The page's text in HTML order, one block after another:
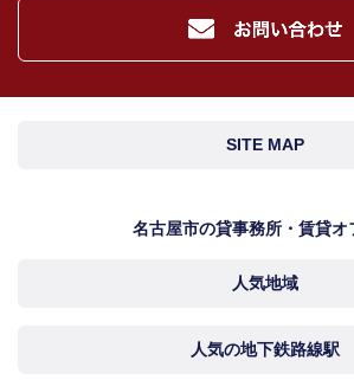
SITE MAP
名古屋市近
地図検索
NEWS
名古屋市の貸事務所・賃貸オ
人気地域
人気の地下鉄路線駅